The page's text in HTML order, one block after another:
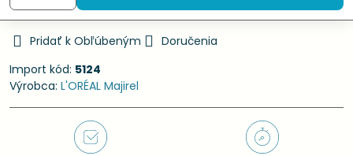
Pridať k Obľúbeným
Doručenia
Import kód: 5124
Výrobca: L'ORÉAL Majirel